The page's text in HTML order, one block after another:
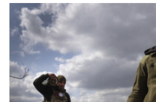
Cải chính